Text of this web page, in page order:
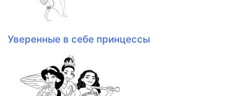
Уверенные в себе принцессы